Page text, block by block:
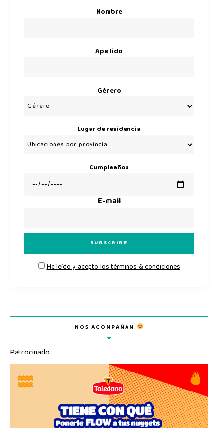
Nombre
Apellido
Género
Lugar de residencia
Cumpleaños
E-mail
He leído y acepto los términos & condiciones
NOS ACOMPAÑAN
Patrocinado